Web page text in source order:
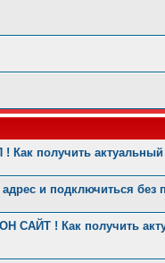
Как получить
и подключиться без
САЙТ ! Как получить